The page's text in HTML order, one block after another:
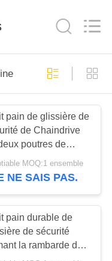
pain de glissière de
de Chaindrive
poutres de
formant la
MOQ:1 ensemble
NE SAIS PAS.
pain durable de
de sécurité
la rambarde de
de vagues de la